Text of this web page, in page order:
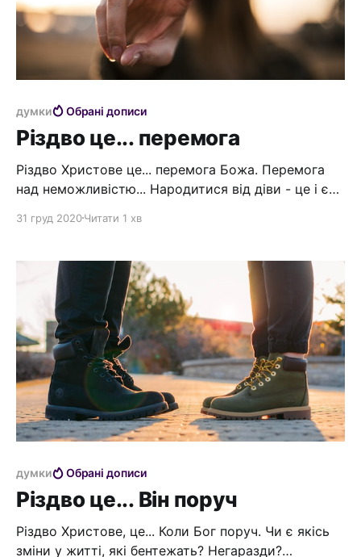
думки Обрані дописи
Різдво це... перемога
Різдво Христове це... перемога Божа. Перемога
над неможливістю... Народитися від діви - це і є
дива! Для Нього нема нічого неможливого...
для своєї нареченої, для того, щоб вона могла
народити, але не знаходиш... Але Бог
31 груд 2020Читати 1 хв
думки Обрані дописи
Різдво це... Він поруч
Різдво Христове, це... Коли Бог поруч. Чи є якісь
зміни у житті, які бентежать? Негаразди?